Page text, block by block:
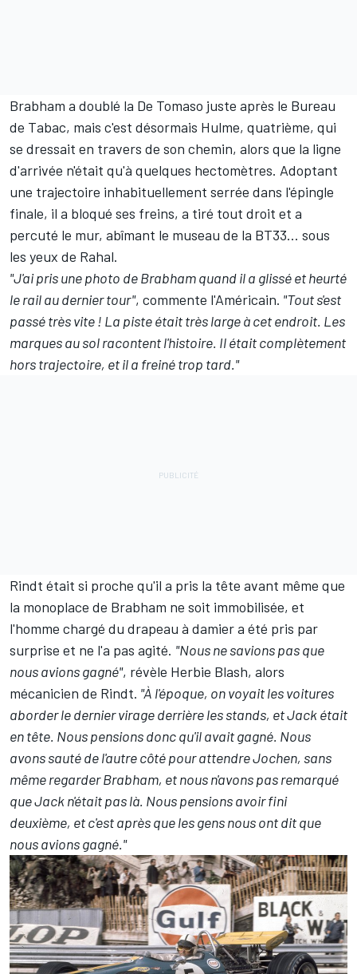
Brabham a doublé la De Tomaso juste après le Bureau
de Tabac, mais c'est désormais Hulme, quatrième, qui
se dressait en travers de son chemin, alors que la ligne
d'arrivée n'était qu'à quelques hectomètres. Adoptant
une trajectoire inhabituellement serrée dans l'épingle
finale, il a bloqué ses freins, a tiré tout droit et a
percuté le mur, abîmant le museau de la BT33... sous
les yeux de Rahal.
"J'ai pris une photo de Brabham quand il a glissé et heurté
le rail au dernier tour", commente l'Américain. "Tout s'est
passé très vite ! La piste était très large à cet endroit. Les
marques au sol racontent l'histoire. Il était complètement
hors trajectoire, et il a freiné trop tard."
Rindt était si proche qu'il a pris la tête avant même que
la monoplace de Brabham ne soit immobilisée, et
l'homme chargé du drapeau à damier a été pris par
surprise et ne l'a pas agité. "Nous ne savions pas que
nous avions gagné", révèle Herbie Blash, alors
mécanicien de Rindt. "À l'époque, on voyait les voitures
aborder le dernier virage derrière les stands, et Jack était
en tête. Nous pensions donc qu'il avait gagné. Nous
avons sauté de l'autre côté pour attendre Jochen, sans
même regarder Brabham, et nous n'avons pas remarqué
que Jack n'était pas là. Nous pensions avoir fini
deuxième, et c'est après que les gens nous ont dit que
nous avions gagné."